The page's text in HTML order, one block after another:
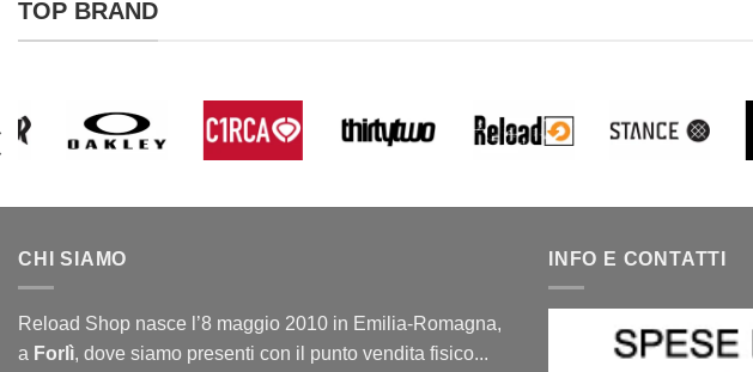
TOP BRAND
CHI SIAMO
Reload Shop nasce l’8 maggio 2010 in Emilia-Romagna,
a Forlì, dove siamo presenti con il punto vendita fisico...
INFO E CONTATTI